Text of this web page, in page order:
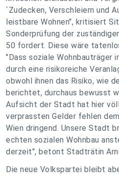
`Zudecken, Verschleiern und
leistbare Wohnen", kritisiert
Sonderprüfung der
50 fordert. Diese wäre
"Dass soziale Wohnbauträger
durch eine risikoreiche
obwohl ihnen das Risiko, wie
berichtet, durchaus bewusst
Aufsicht der Stadt hat hier
verprassten Gelder fehlen
Wien dringend. Unsere Stadt
echten sozialen Wohnbau
derzeit", betont Stadträtin
Die neue Volkspartei bleibt